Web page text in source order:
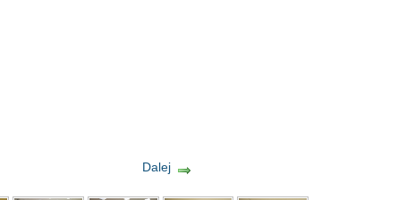
Dalej